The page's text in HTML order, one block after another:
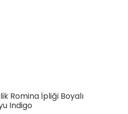
Romina İpliği Boyalı
Indigo